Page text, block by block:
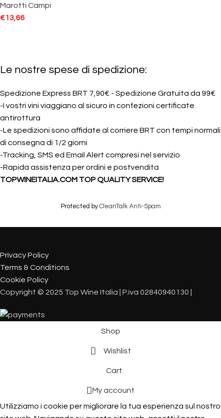
Marotti Campi
€13,66
Le nostre spese di spedizione:
Spedizione Express BRT 7,90€ - Spedizione Gratuita da 99€
-I vostri vini viaggiano al sicuro in confezioni certificate
antirottura
-Le spedizioni sono affidate al corriere BRT con tempi normali
di consegna di 1/2 giorni
-Tracking, SMS ed Email Alert compresi nel servizio
-Rapida assistenza per ordini e postvendita
TOPWINEITALIA.COM TOP QUALITY SERVICE!
Protected byCleanTalk Anti-Spam
Privacy Policy
Terms & Conditions
Cookie Policy
Copyright © 2025 Top Wine Italia | P.iva 02840940130 |
Shop
Wishlist
Cart
My account
Utilizziamo i cookie per migliorare la tua esperienza sul nostro